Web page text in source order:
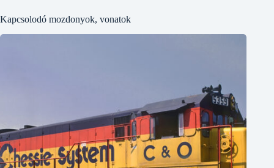
Kapcsolodó mozdonyok, vonatok